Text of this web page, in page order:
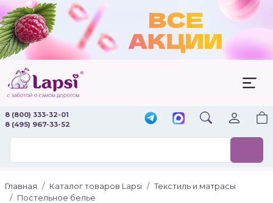
8 (800) 333-32-01
8 (495) 967-33-52
Главная Каталог товаров Lapsi
Текстиль и матрасы
Постельное белье